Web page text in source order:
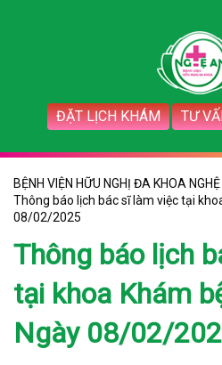
ĐẶT LỊCH KHÁM TƯ
BỆNH VIỆN HỮU NGHỊ ĐA KHOA NGHỆ
Thông báo lịch bác sĩ làm việc tại
08/02/2025
Thông báo lịch
tại khoa Khám
Ngày 08/02/